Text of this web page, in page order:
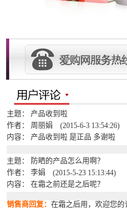
主题： 产品收到啦
作者： 周丽娟 (2015-6-3 13:54:26)
内容： 产品收到啦 是正品 多谢啦
主题： 防晒的产品怎么用啊？
作者： 李娟 (2015-5-23 15:13:44)
内容： 在霜之前还是之后呢？
销售商回复： 在霜之后用，欢迎您的